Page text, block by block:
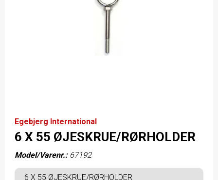
Egebjerg International
6 X 55 ØJESKRUE/RØRHOLDER
Model/Varenr.: 67192
6 X 55 ØJESKRUE/RØRHOLDER